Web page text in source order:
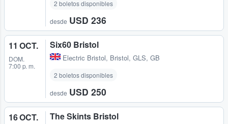
2 boletos disponibles
desde USD 236
11 OCT.
DOM.
7:00 p. m.
Six60 Bristol
Electric Bristol, Bristol, GLS, GB
2 boletos disponibles
desde USD 250
16 OCT. The Skints Bristol